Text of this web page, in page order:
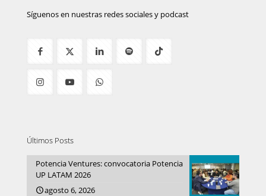
Síguenos en nuestras redes sociales y podcast
Últimos Posts
Potencia Ventures: convocatoria Potencia
UP LATAM 2026
agosto 6, 2026